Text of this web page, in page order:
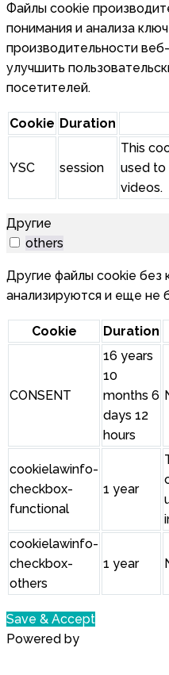
Файлы cookie
понимания и анализа
производительности
улучшить
посетителей.
Cookie Duration
YSC session
This
used
videos.
Другие
others
Другие файлы cookie без
анализируются и еще не
Cookie Duration
CONSENT
16 years
10
months 6
days 12
hours
cookielawinfo-
checkbox-
functional
1 year
cookielawinfo-
checkbox-
others
1 year
Save & Accept
Powered by